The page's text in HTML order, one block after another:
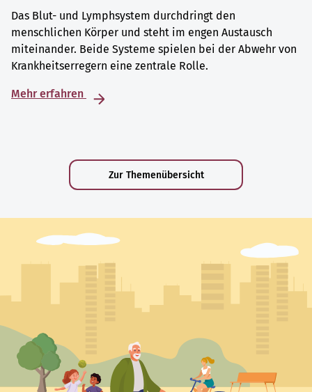
Das Blut- und Lymphsystem durchdringt den
menschlichen Körper und steht im engen Austausch
miteinander. Beide Systeme spielen bei der Abwehr von
Krankheitserregern eine zentrale Rolle.
Mehr erfahren
Zur Themenübersicht